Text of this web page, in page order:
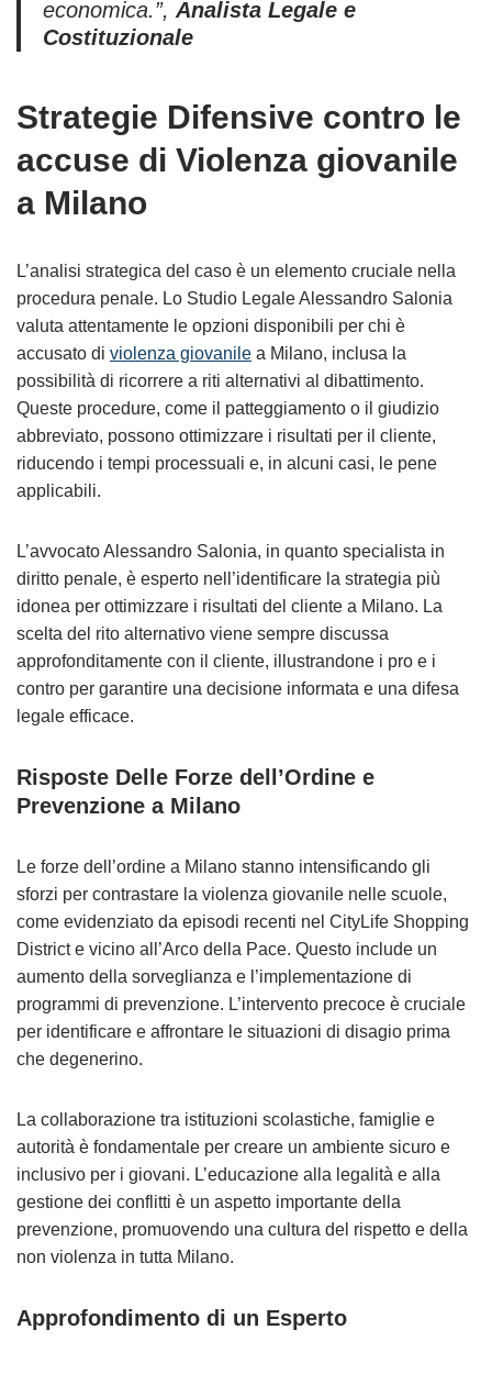
economica.”, Analista Legale e
Costituzionale
Strategie Difensive contro le
accuse di Violenza giovanile
a Milano
L’analisi strategica del caso è un elemento cruciale nella
procedura penale. Lo Studio Legale Alessandro Salonia
valuta attentamente le opzioni disponibili per chi è
accusato di violenza giovanile a Milano, inclusa la
possibilità di ricorrere a riti alternativi al dibattimento.
Queste procedure, come il patteggiamento o il giudizio
abbreviato, possono ottimizzare i risultati per il cliente,
riducendo i tempi processuali e, in alcuni casi, le pene
applicabili.
L’avvocato Alessandro Salonia, in quanto specialista in
diritto penale, è esperto nell’identificare la strategia più
idonea per ottimizzare i risultati del cliente a Milano. La
scelta del rito alternativo viene sempre discussa
approfonditamente con il cliente, illustrandone i pro e i
contro per garantire una decisione informata e una difesa
legale efficace.
Risposte Delle Forze dell’Ordine e
Prevenzione a Milano
Le forze dell’ordine a Milano stanno intensificando gli
sforzi per contrastare la violenza giovanile nelle scuole,
come evidenziato da episodi recenti nel CityLife Shopping
District e vicino all’Arco della Pace. Questo include un
aumento della sorveglianza e l’implementazione di
programmi di prevenzione. L’intervento precoce è cruciale
per identificare e affrontare le situazioni di disagio prima
che degenerino.
La collaborazione tra istituzioni scolastiche, famiglie e
autorità è fondamentale per creare un ambiente sicuro e
inclusivo per i giovani. L’educazione alla legalità e alla
gestione dei conflitti è un aspetto importante della
prevenzione, promuovendo una cultura del rispetto e della
non violenza in tutta Milano.
Approfondimento di un Esperto